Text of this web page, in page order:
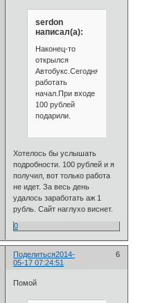
serdon
написал(а):
Наконец-то
открылся
Автобукс.Сегодня
работать
начал.При входе
100 рублей
подарили.
Хотелось бы услышать
подробности. 100 рублей и я
получил, вот только работа
не идет. За весь день
удалось заработать аж 1
рубль. Сайт наглухо виснет.
0
Поделиться 6
2014-
05-17 07:24:51
Помой